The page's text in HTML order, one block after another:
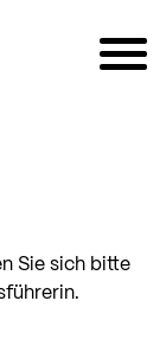
Sie sich bitte